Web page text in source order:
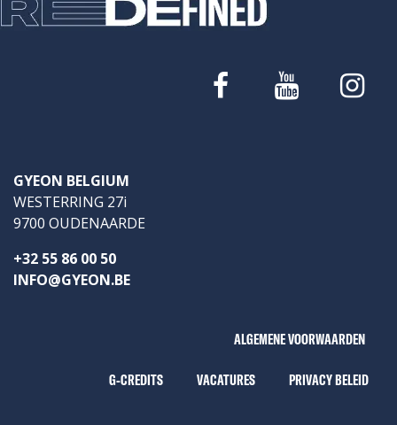
GYEON BELGIUM
WESTERRING 27i
9700 OUDENAARDE
+32 55 86 00 50
INFO@GYEON.BE
ALGEMENE VOORWAARDEN
G-CREDITS VACATURES PRIVACY BELEID